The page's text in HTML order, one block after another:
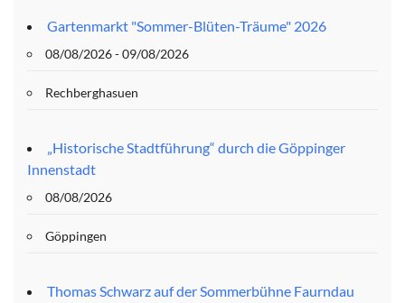
Gartenmarkt "Sommer-Blüten-Träume" 2026
08/08/2026 - 09/08/2026
Rechberghasuen
„Historische Stadtführung“ durch die Göppinger
Innenstadt
08/08/2026
Göppingen
Thomas Schwarz auf der Sommerbühne Faurndau